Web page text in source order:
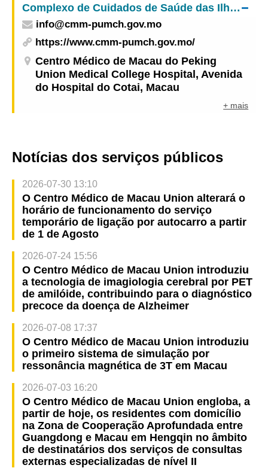
responde o seguinte
Complexo de Cuidados de Saúde das Ilhas – Centro Médico de Macau do Peking Union Medical College Hospital
info@cmm-pumch.gov.mo
https://www.cmm-pumch.gov.mo/
Centro Médico de Macau do Peking
Union Medical College Hospital, Avenida
do Hospital do Cotai, Macau
+ mais
Notícias dos serviços públicos
2026-07-30 13:10
O Centro Médico de Macau Union alterará o
horário de funcionamento do serviço
temporário de ligação por autocarro a partir
de 1 de Agosto
2026-07-24 15:56
O Centro Médico de Macau Union introduziu
a tecnologia de imagiologia cerebral por PET
de amilóide, contribuindo para o diagnóstico
precoce da doença de Alzheimer
2026-07-08 17:37
O Centro Médico de Macau Union introduziu
o primeiro sistema de simulação por
ressonância magnética de 3T em Macau
2026-07-03 16:20
O Centro Médico de Macau Union engloba, a
partir de hoje, os residentes com domicílio
na Zona de Cooperação Aprofundada entre
Guangdong e Macau em Hengqin no âmbito
de destinatários dos serviços de consultas
externas especializadas de nível II